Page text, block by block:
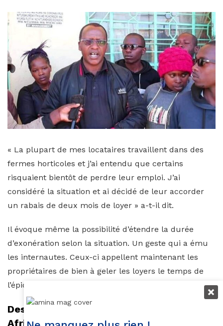
« La plupart de mes locataires travaillent dans des
fermes horticoles et j’ai entendu que certains
risquaient bientôt de perdre leur emploi. J’ai
considéré la situation et ai décidé de leur accorder
un rabais de deux mois de loyer » a-t-il dit.
Il évoque même la possibilité d’étendre la durée
d’exonération selon la situation. Un geste qui a ému
les internautes. Ceux-ci appellent maintenant les
propriétaires de bien à geler les loyers le temps de
l’épidémie.
Des fleuristes donnent du bonheur en
Afrique du Sud